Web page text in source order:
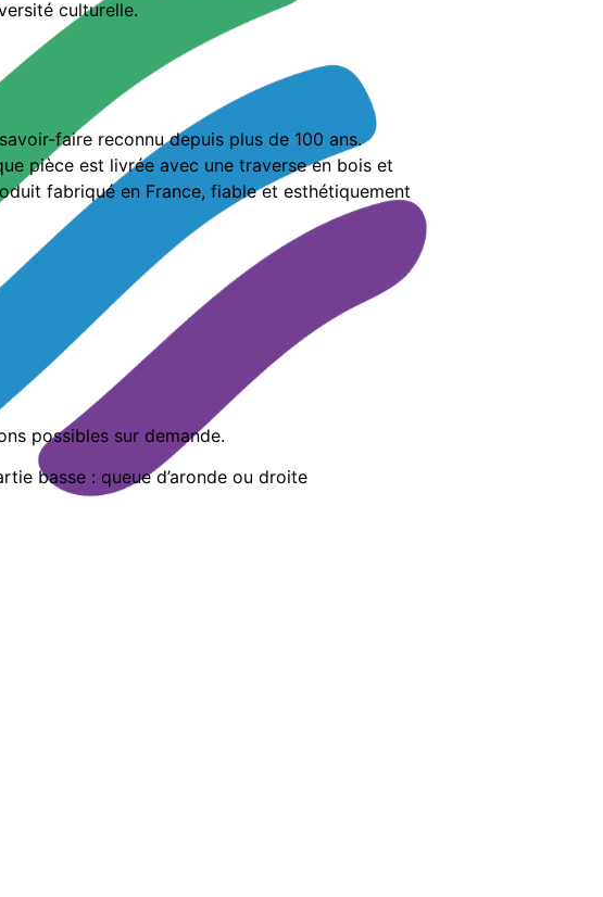
culturelle.
faire reconnu depuis plus de 100 ans.
pièce est livrée avec une traverse en bois et
fabriqué en France, fiable et esthétiquement
possibles sur demande.
basse : queue d’aronde ou droite